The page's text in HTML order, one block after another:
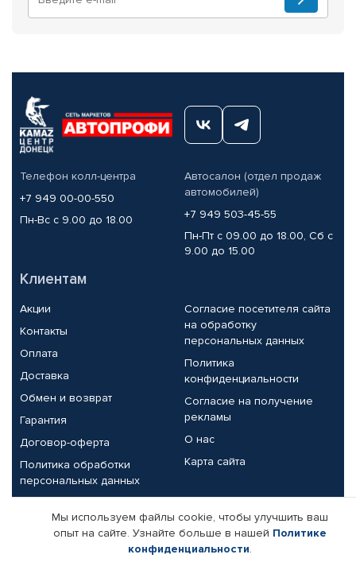
Телефон колл-центра
+7 949 00-00-550
Пн-Вс с 9.00 до 18.00
Автосалон (отдел продаж
автомобилей)
+7 949 503-45-55
Пн-Пт с 09.00 до 18.00, Сб с
9.00 до 15.00
Клиентам
Акции
Контакты
Оплата
Доставка
Обмен и возврат
Гарантия
Договор-оферта
Политика обработки
персональных данных
Согласие посетителя сайта
на обработку
персональных данных
Политика
конфиденциальности
Согласие на получение
рекламы
О нас
Карта сайта
Партнерам
Корпоративным клиентам
Реквизиты компании
Мы используем файлы cookie, чтобы улучшить ваш
опыт на сайте. Узнайте больше в нашей Политике
конфиденциальности.